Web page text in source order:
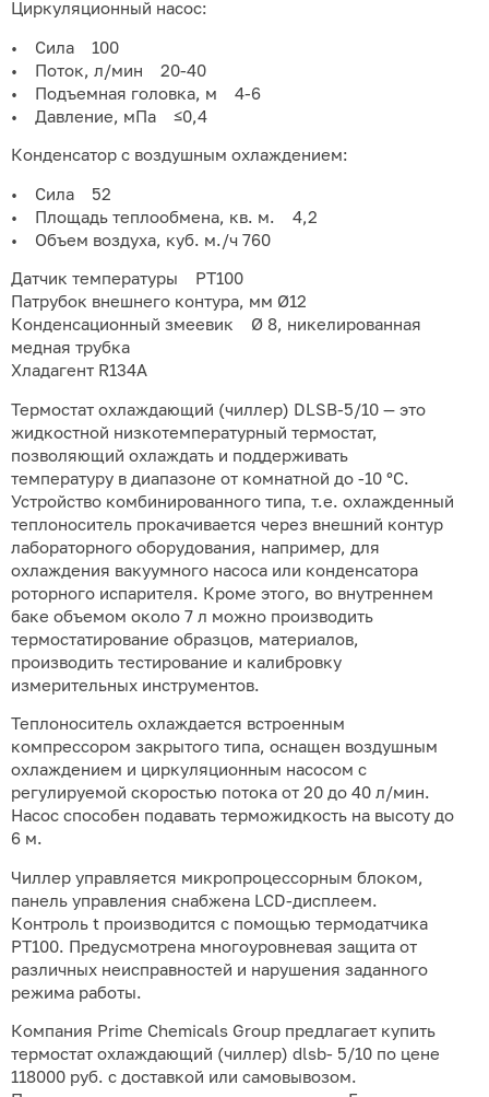
Циркуляционный насос:
• Сила 100
• Поток, л/мин 20-40
• Подъемная головка, м 4-6
• Давление, мПа ≤0,4
Конденсатор с воздушным охлаждением:
• Сила 52
• Площадь теплообмена, кв. м. 4,2
• Объем воздуха, куб. м./ч 760
Датчик температуры PT100
Патрубок внешнего контура, мм Ø12
Конденсационный змеевик Ø 8, никелированная
медная трубка
Хладагент R134A
Термостат охлаждающий (чиллер) DLSB-5/10 — это
жидкостной низкотемпературный термостат,
позволяющий охлаждать и поддерживать
температуру в диапазоне от комнатной до -10 °С.
Устройство комбинированного типа, т.е. охлажденный
теплоноситель прокачивается через внешний контур
лабораторного оборудования, например, для
охлаждения вакуумного насоса или конденсатора
роторного испарителя. Кроме этого, во внутреннем
баке объемом около 7 л можно производить
термостатирование образцов, материалов,
производить тестирование и калибровку
измерительных инструментов.
Теплоноситель охлаждается встроенным
компрессором закрытого типа, оснащен воздушным
охлаждением и циркуляционным насосом с
регулируемой скоростью потока от 20 до 40 л/мин.
Насос способен подавать терможидкость на высоту до
6 м.
Чиллер управляется микропроцессорным блоком,
панель управления снабжена LCD-дисплеем.
Контроль t производится с помощью термодатчика
РТ100. Предусмотрена многоуровневая защита от
различных неисправностей и нарушения заданного
режима работы.
Компания Prime Chemicals Group предлагает купить
термостат охлаждающий (чиллер) dlsb- 5/10 по цене
118000 руб. с доставкой или самовывозом.